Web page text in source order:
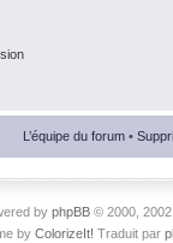
L’équipe du forum •
by phpBB© 2000,
by ColorizeIt! Traduit par